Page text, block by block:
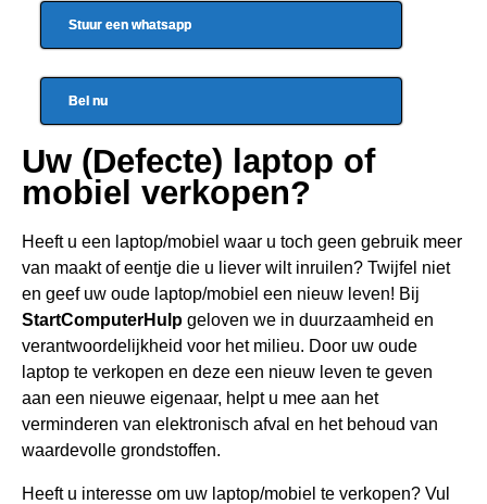
Stuur een whatsapp
Bel nu
Uw (Defecte) laptop of
mobiel verkopen?
Heeft u een laptop/mobiel waar u toch geen gebruik meer
van maakt of eentje die u liever wilt inruilen? Twijfel niet
en geef uw oude laptop/mobiel een nieuw leven! Bij
StartComputerHulp geloven we in duurzaamheid en
verantwoordelijkheid voor het milieu. Door uw oude
laptop te verkopen en deze een nieuw leven te geven
aan een nieuwe eigenaar, helpt u mee aan het
verminderen van elektronisch afval en het behoud van
waardevolle grondstoffen.
Heeft u interesse om uw laptop/mobiel te verkopen? Vul